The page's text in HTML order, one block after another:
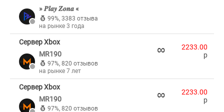
» 𝑷𝒍𝒂𝒚 𝒁𝒐𝒏𝒂 «
99%, 3383 отзыва
на рынке 3 года
Сервер Xbox
MR190
97%, 820 отзывов
на рынке 7 лет
∞
2233.00
p
Сервер Xbox
MR190
97%, 820 отзывов
∞
2233.00
p